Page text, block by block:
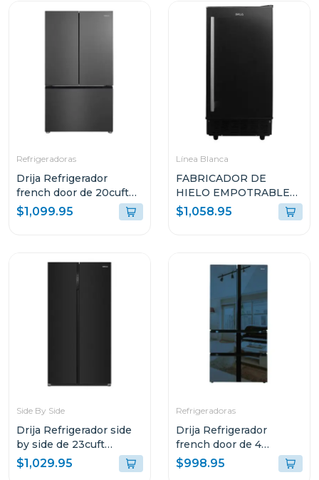
Refrigeradoras
Drija Refrigerador
french door de 20cuft
inverter diseño acero
black
$1,099.95
Línea Blanca
FABRICADOR DE
HIELO EMPOTRABLE
DRIJA COLOR NEGRO
FH36BLACK
$1,058.95
Side By Side
Drija Refrigerador side
by side de 23cuft
inverter diseño vidrio
negro
$1,029.95
Refrigeradoras
Drija Refrigerador
french door de 4
puertas 18cuft inverter
diseño espejo azul
$998.95